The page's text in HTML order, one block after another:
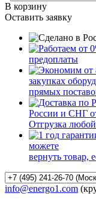
В корзину
Оставить заявку
предоплаты
закупках
прямых
России и СНГ
Отгрузка
можете
вернуть товар,
info@energo1.com